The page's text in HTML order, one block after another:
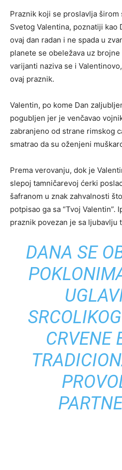
Praznik koji se proslavlja širom
Svetog Valentina, poznatiji kao
ovaj dan radan i ne spada u
planete se obeležava uz
varijanti naziva se i
ovaj praznik.
Valentin, po kome Dan
pogubljen jer je venčavao
zabranjeno od strane rimskog
smatrao da su oženjeni
Prema verovanju, dok je
slepoj tamničarevoj ćerki
šafranom u znak zahvalnosti
potpisao ga sa “Tvoj Valentin”.
praznik povezan je sa ljubavlju
DANA SE
CRVENE